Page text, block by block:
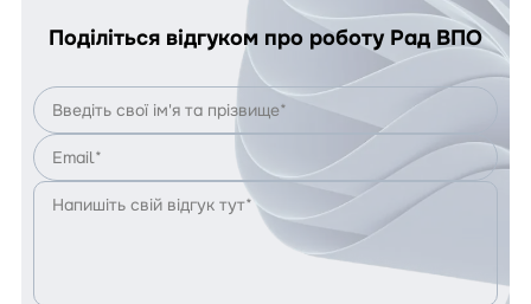
Поділіться відгуком про роботу Рад ВПО